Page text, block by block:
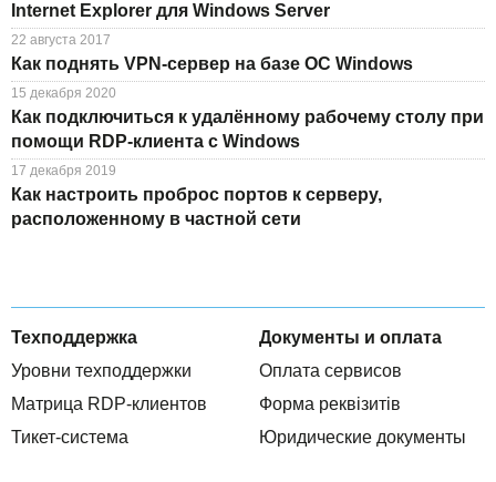
Internet Explorer для Windows Server
22 августа 2017
Как поднять VPN-сервер на базе ОС Windows
15 декабря 2020
Как подключиться к удалённому рабочему столу при
помощи RDP-клиента с Windows
17 декабря 2019
Как настроить проброс портов к серверу,
расположенному в частной сети
Техподдержка
Уровни техподдержки
Матрица RDP-клиентов
Тикет-система
Документы и оплата
Оплата сервисов
Форма реквізитів
Юридические документы